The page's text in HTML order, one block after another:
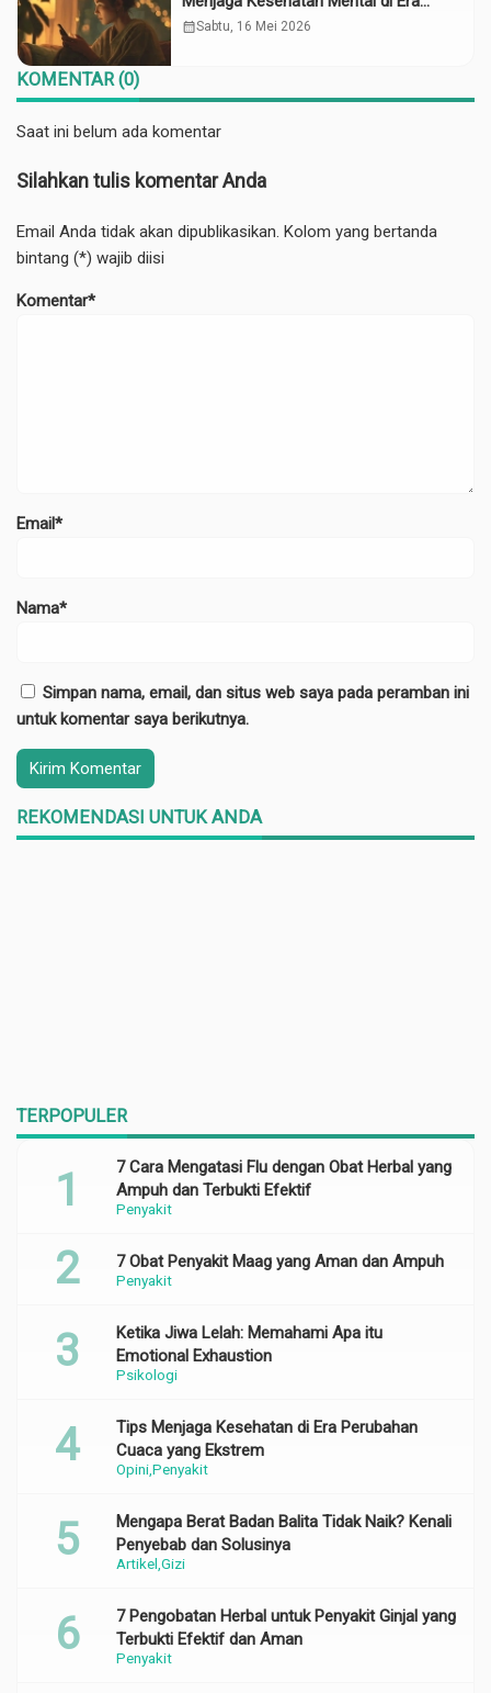
Media Sosial
calendar_monthSabtu, 16 Mei 2026
KOMENTAR (0)
Saat ini belum ada komentar
Silahkan tulis komentar Anda
Email Anda tidak akan dipublikasikan. Kolom yang bertanda
bintang (*) wajib diisi
Komentar*
Email*
Nama*
Simpan nama, email, dan situs web saya pada peramban ini
untuk komentar saya berikutnya.
REKOMENDASI UNTUK ANDA
TERPOPULER
Penyakit
7 Cara Mengatasi Flu dengan Obat Herbal yang
Ampuh dan Terbukti Efektif
Penyakit
7 Obat Penyakit Maag yang Aman dan Ampuh
Psikologi
Ketika Jiwa Lelah: Memahami Apa itu
Emotional Exhaustion
OpiniPenyakit
Tips Menjaga Kesehatan di Era Perubahan
Cuaca yang Ekstrem
Artikel Gizi
Mengapa Berat Badan Balita Tidak Naik? Kenali
Penyebab dan Solusinya
Penyakit
7 Pengobatan Herbal untuk Penyakit Ginjal yang
Terbukti Efektif dan Aman